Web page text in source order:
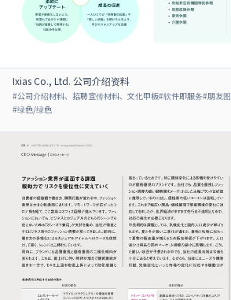
Ixias Co., Ltd. 公司介绍资料
#公司介绍材料、招聘宣传材料、文化甲板#软件即服务#朋友图
#绿色/绿色